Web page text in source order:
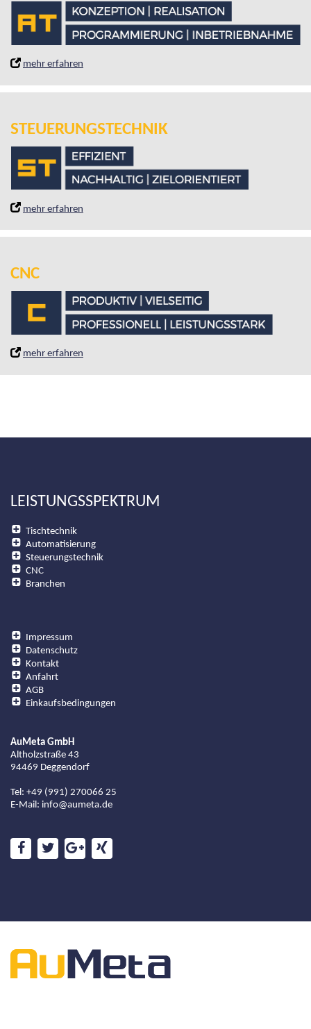
mehr erfahren
STEUERUNGSTECHNIK
mehr erfahren
CNC
mehr erfahren
LEISTUNGSSPEKTRUM
Tischtechnik
Automatisierung
Steuerungstechnik
CNC
Branchen
Impressum
Datenschutz
Kontakt
Anfahrt
AGB
Einkaufsbedingungen
AuMeta GmbH
Altholzstraße 43
94469 Deggendorf
Tel: +49 (991) 270066 25
E-Mail: info@aumeta.de